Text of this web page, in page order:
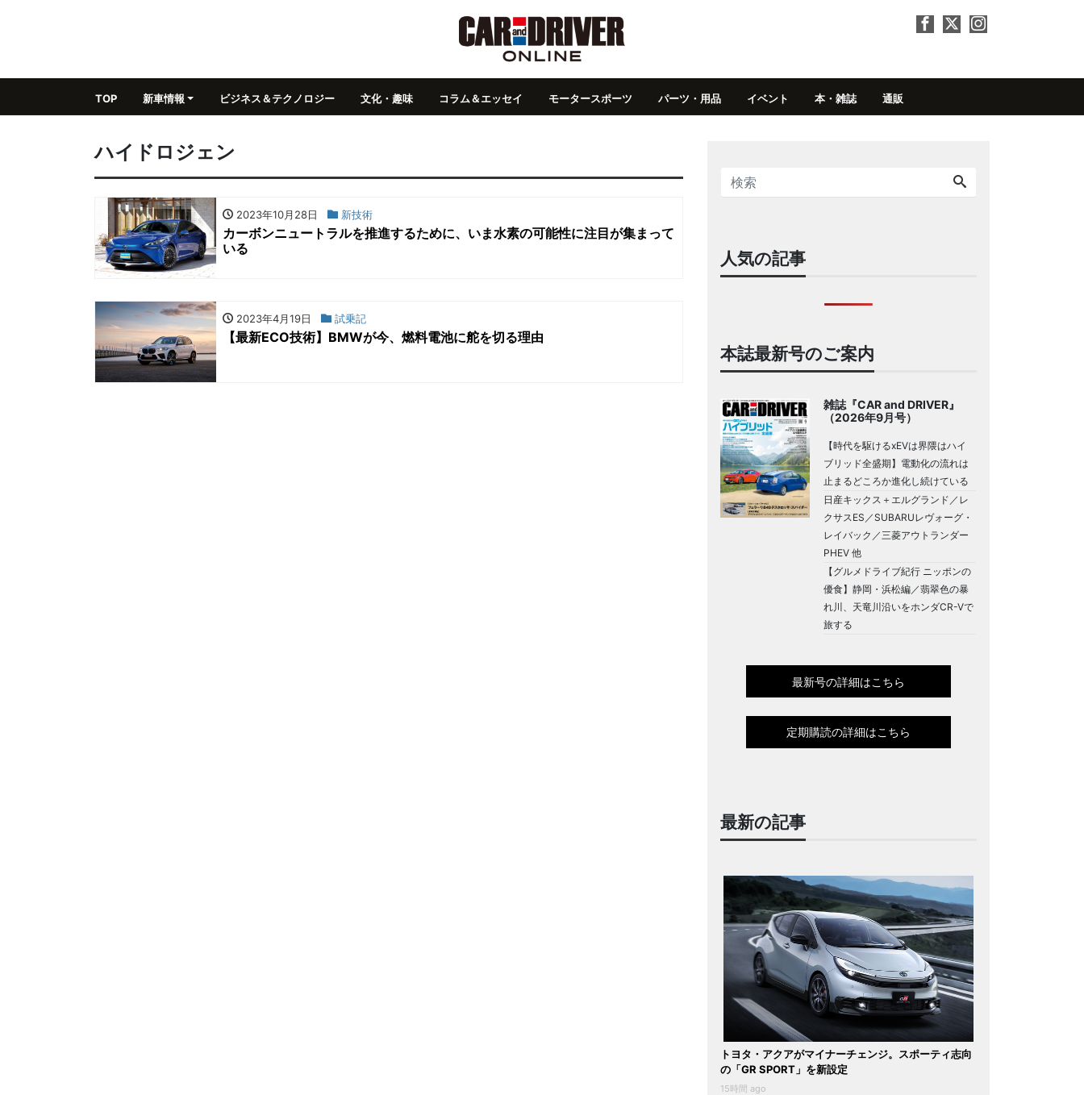
TOP 新車情報 ビジネス＆テクノロジー 文化・趣味 コラム＆エッセイ モータースポーツ パーツ・用品 イベント 本・雑誌 通販
ハイドロジェン
2023年10月28日 新技術
カーボンニュートラルを推進するために、いま水素の可能性に注目が集まって
いる
2023年4月19日 試乗記
【最新ECO技術】BMWが今、燃料電池に舵を切る理由
人気の記事
本誌最新号のご案内
雑誌『CAR and DRIVER』
（2026年9月号）
【時代を駆けるxEVは界隈はハイ
ブリッド全盛期】電動化の流れは
止まるどころか進化し続けている
日産キックス＋エルグランド／レ
クサスES／SUBARUレヴォーグ・
レイバック／三菱アウトランダー
PHEV 他
【グルメドライブ紀行 ニッポンの
優食】静岡・浜松編／翡翠色の暴
れ川、天竜川沿いをホンダCR-Vで
旅する
最新号の詳細はこちら
定期購読の詳細はこちら
最新の記事
トヨタ・アクアがマイナーチェンジ。スポーティ志向
の「GR SPORT」を新設定
15時間 ago